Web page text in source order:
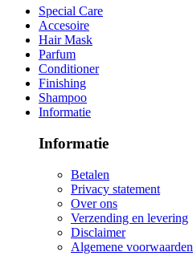
Special Care
Accesoire
Hair Mask
Parfum
Conditioner
Finishing
Shampoo
Informatie
Informatie
Betalen
Privacy statement
Over ons
Verzending en levering
Disclaimer
Algemene voorwaarden